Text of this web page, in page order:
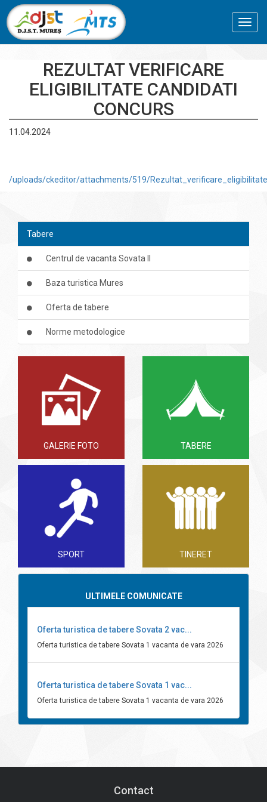
REZULTAT VERIFICARE
ELIGIBILITATE CANDIDATI
CONCURS
11.04.2024
/uploads/ckeditor/attachments/519/
Tabere
Centrul de vacanta Sovata II
Baza turistica Mures
Oferta de tabere
Norme metodologice
GALERIE FOTO TABERE
SPORT TINERET
ULTIMELE COMUNICATE
Oferta turistica de tabere Sovata 2 vac...
Oferta turistica de tabere Sovata 1 vacanta de vara 2026
Oferta turistica de tabere Sovata 1 vac...
Oferta turistica de tabere Sovata 1 vacanta de vara 2026
Contact